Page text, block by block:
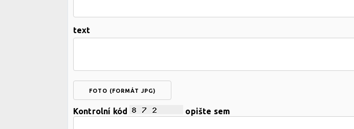
text
FOTO (FORMÁT JPG)
Kontrolní kód opište sem